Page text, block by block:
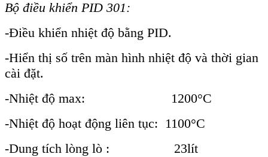
Bộ điều khiển PID 301:
-Điều khiển nhiệt độ bằng PID.
-Hiển thị số trên màn hình nhiệt độ và thời gian
cài đặt.
-Nhiệt độ max: 1200°C
-Nhiệt độ hoạt động liên tục: 1100°C
-Dung tích lòng lò : 23lít